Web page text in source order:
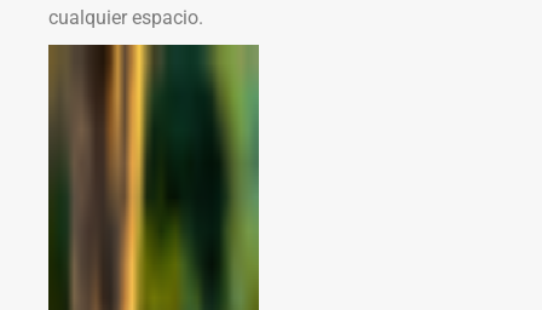
cualquier espacio.